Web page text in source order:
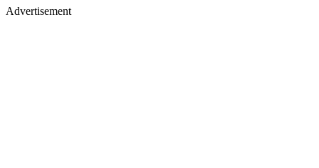
Advertisement